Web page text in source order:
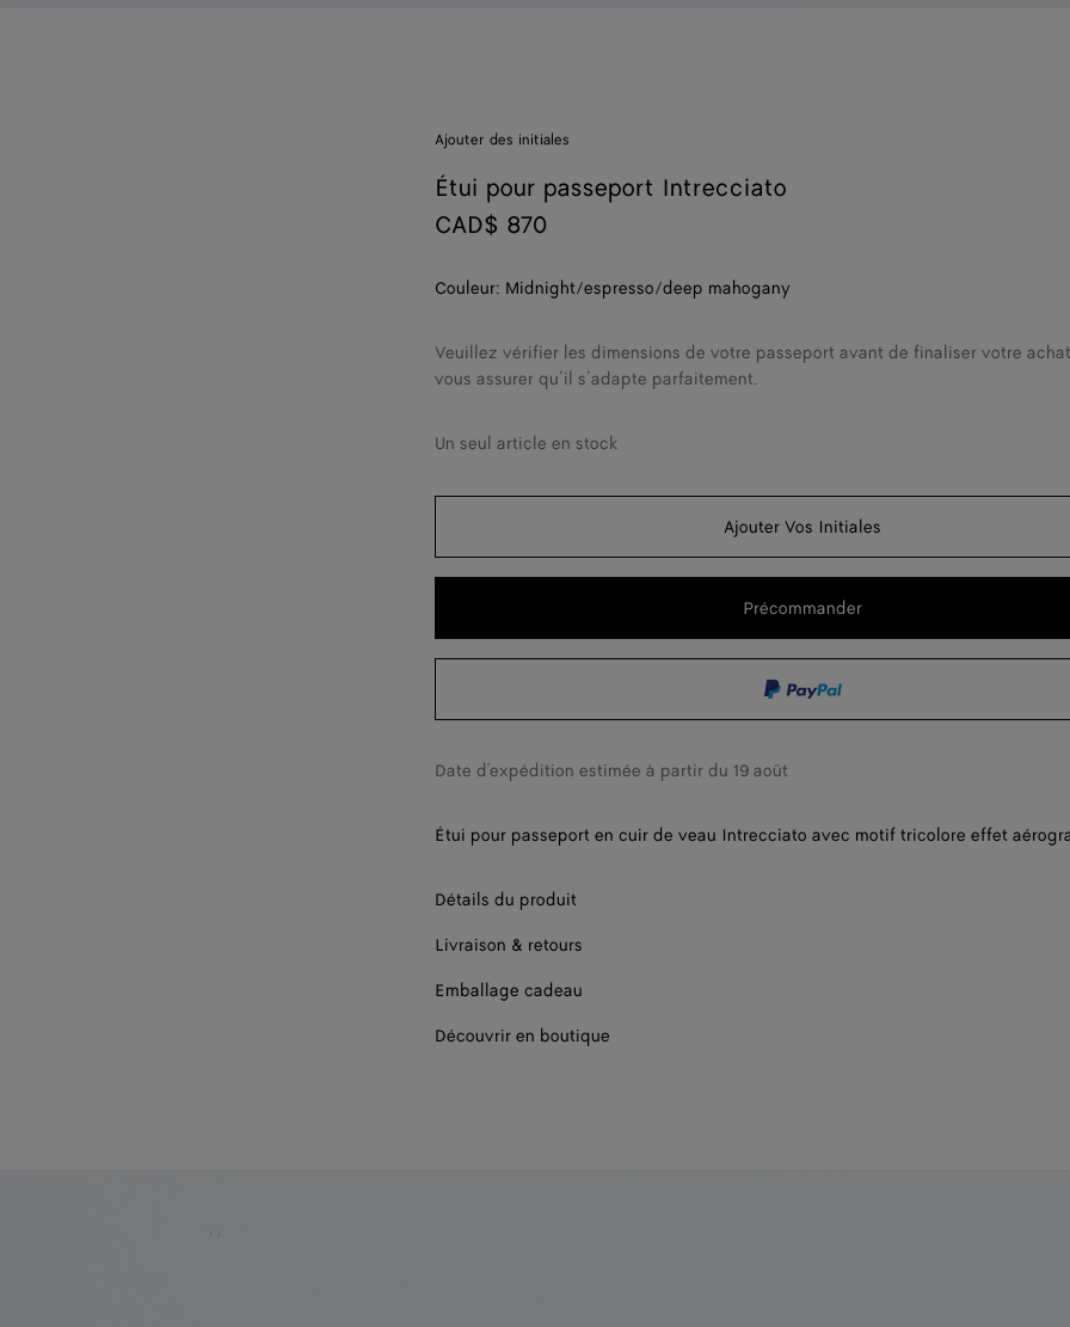
Ajouter des initiales
Étui pour passeport Intrecciato
CAD$ 870
Couleur: Midnight/espresso/deep mahogany
Veuillez vérifier les dimensions de votre passeport avant de finaliser votre
vous assurer qu’il s’adapte parfaitement.
Un seul article en stock
Ajouter Vos Initiales
Ajouter
Précommander
Sélectionner
Date d'expédition estimée à partir du 19 août
Étui pour passeport en cuir de veau Intrecciato avec motif tricolore effet
Détails du produit
Livraison & retours
Emballage cadeau
Découvrir en boutique